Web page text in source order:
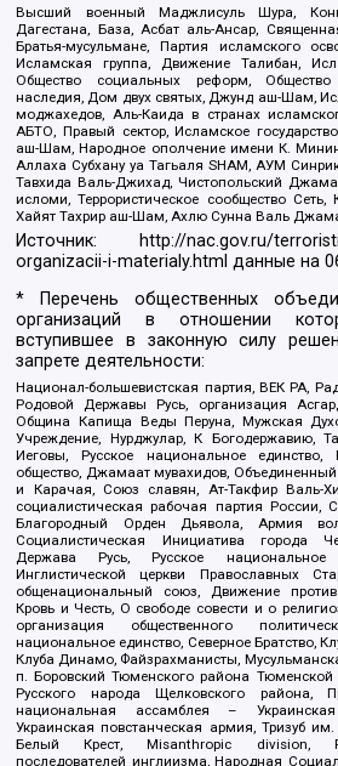
Высший военный Маджлисуль Шура,
Дагестана, База, Асбат аль-Ансар,
Братья-мусульмане, Партия исламского
Исламская группа, Движение Талибан,
Общество социальных реформ,
наследия, Дом двух святых, Джунд аш-Шам,
моджахедов, Аль-Каида в странах
АБТО, Правый сектор, Исламское
аш-Шам, Народное ополчение имени К.
Аллаха Субхану уа Тагьаля SHAM, АУМ
Тавхида Валь-Джихад, Чистопольский
исломи, Террористическое сообщество
Хайят Тахрир аш-Шам, Ахлю Сунна Валь
Источник:
http://nac.gov.ru/
organizacii-i-materialy.html данные на
* Перечень общественных
организаций в отношении
вступившее в законную силу
запрете деятельности:
Национал-большевистская партия, ВЕК РА,
Родовой Державы Русь, организация
Община Капища Веды Перуна, Мужская
Учреждение, Нурджулар, К Богодержавию,
Иеговы, Русское национальное единство,
общество, Джамаат мувахидов,
и Карачая, Союз славян, Ат-Такфир Валь-
социалистическая рабочая партия России,
Благородный Орден Дьявола, Армия
Социалистическая Инициатива города
Держава Русь, Русское национальное
Инглистической церкви Православных
общенациональный союз, Движение
Кровь и Честь, О свободе совести и о
организация общественного
национальное единство, Северное Братство,
Клуба Динамо, Файзрахманисты,
п. Боровский Тюменского района
Русского народа Щелковского района,
национальная ассамблея –
Украинская повстанческая армия, Тризуб
Белый Крест, Misanthropic division,
последователей инглиизма, Народная